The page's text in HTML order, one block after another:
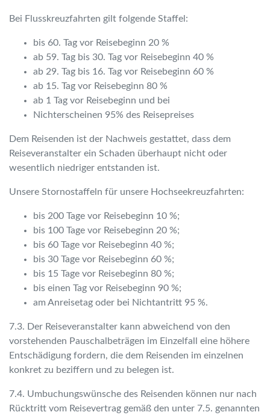
Bei Flusskreuzfahrten gilt folgende Staffel:
bis 60. Tag vor Reisebeginn 20 %
ab 59. Tag bis 30. Tag vor Reisebeginn 40 %
ab 29. Tag bis 16. Tag vor Reisebeginn 60 %
ab 15. Tag vor Reisebeginn 80 %
ab 1 Tag vor Reisebeginn und bei
Nichterscheinen 95% des Reisepreises
Dem Reisenden ist der Nachweis gestattet, dass dem
Reiseveranstalter ein Schaden überhaupt nicht oder
wesentlich niedriger entstanden ist.
Unsere Stornostaffeln für unsere Hochseekreuzfahrten:
bis 200 Tage vor Reisebeginn 10 %;
bis 100 Tage vor Reisebeginn 20 %;
bis 60 Tage vor Reisebeginn 40 %;
bis 30 Tage vor Reisebeginn 60 %;
bis 15 Tage vor Reisebeginn 80 %;
bis einen Tag vor Reisebeginn 90 %;
am Anreisetag oder bei Nichtantritt 95 %.
7.3. Der Reiseveranstalter kann abweichend von den
vorstehenden Pauschalbeträgen im Einzelfall eine höhere
Entschädigung fordern, die dem Reisenden im einzelnen
konkret zu beziffern und zu belegen ist.
7.4. Umbuchungswünsche des Reisenden können nur nach
Rücktritt vom Reisevertrag gemäß den unter 7.5. genannten